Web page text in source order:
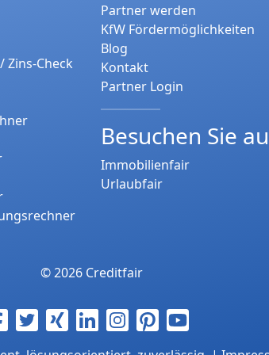
Check
Partner werden
KfW Fördermöglichkeiten
Blog
Kontakt
Partner Login
Besuchen Sie
Immobilienfair
Urlaubfair
© 2026 Creditfair